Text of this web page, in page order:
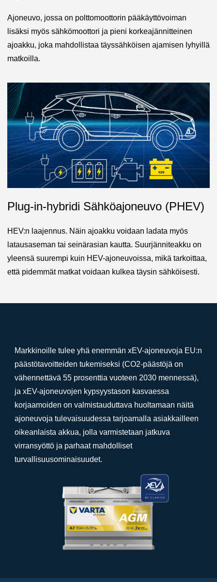
Ajoneuvo, jossa on polttomoottorin pääkäyttövoiman
lisäksi myös sähkömoottori ja pieni korkeajännitteinen
ajoakku, joka mahdollistaa täyssähköisen ajamisen lyhyillä
matkoilla.
Plug-in-hybridi Sähköajoneuvo (PHEV)
HEV:n laajennus. Näin ajoakku voidaan ladata myös
latausaseman tai seinärasian kautta. Suurjänniteakku on
yleensä suurempi kuin HEV-ajoneuvoissa, mikä tarkoittaa,
että pidemmät matkat voidaan kulkea täysin sähköisesti.
Markkinoille tulee yhä enemmän xEV-ajoneuvoja EU:n
päästötavoitteiden tukemiseksi (CO2-päästöjä on
vähennettävä 55 prosenttia vuoteen 2030 mennessä),
ja xEV-ajoneuvojen kypsyystason kasvaessa
korjaamoiden on valmistauduttava huoltamaan näitä
ajoneuvoja tulevaisuudessa tarjoamalla asiakkailleen
oikeanlaista akkua, jolla varmistetaan jatkuva
virransyöttö ja parhaat mahdolliset
turvallisuusominaisuudet.